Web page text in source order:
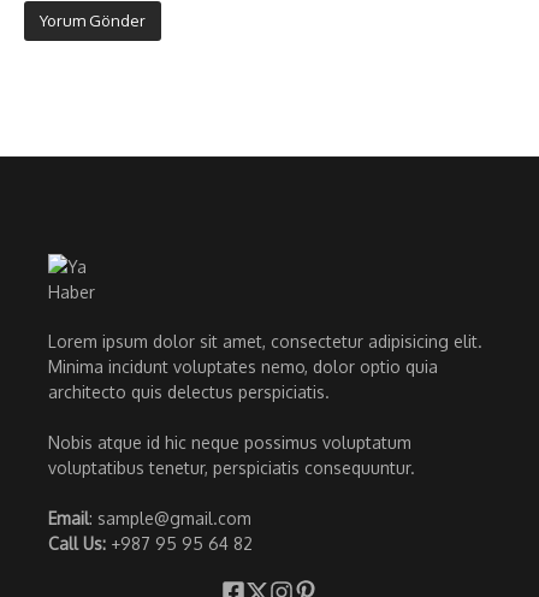
Lorem ipsum dolor sit amet, consectetur adipisicing elit.
Minima incidunt voluptates nemo, dolor optio quia
architecto quis delectus perspiciatis.
Nobis atque id hic neque possimus voluptatum
voluptatibus tenetur, perspiciatis consequuntur.
Email: sample@gmail.com
Call Us: +987 95 95 64 82